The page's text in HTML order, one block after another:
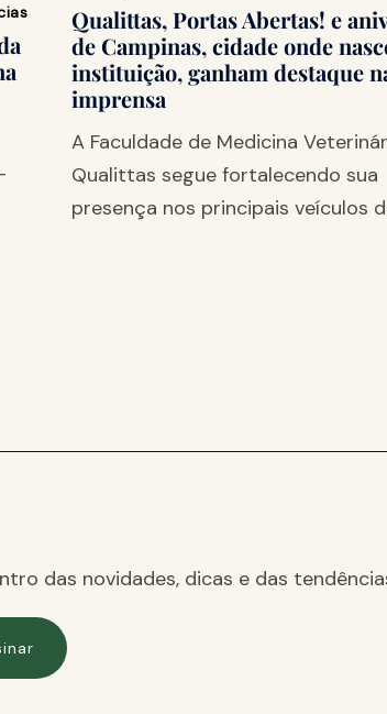
Qualittas, Portas Abertas! e
de Campinas, cidade onde
instituição, ganham destaque
imprensa
A Faculdade de Medicina
Qualittas segue fortalecendo sua
presença nos principais veículos
das novidades, dicas e das